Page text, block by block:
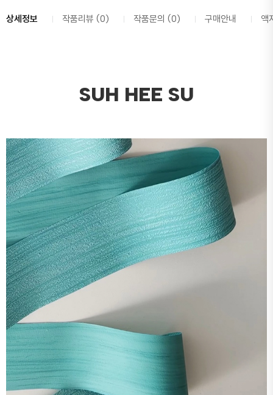
상세정보 작품리뷰 (0) 작품문의 (0) 구매안내 액
SUH HEE SU